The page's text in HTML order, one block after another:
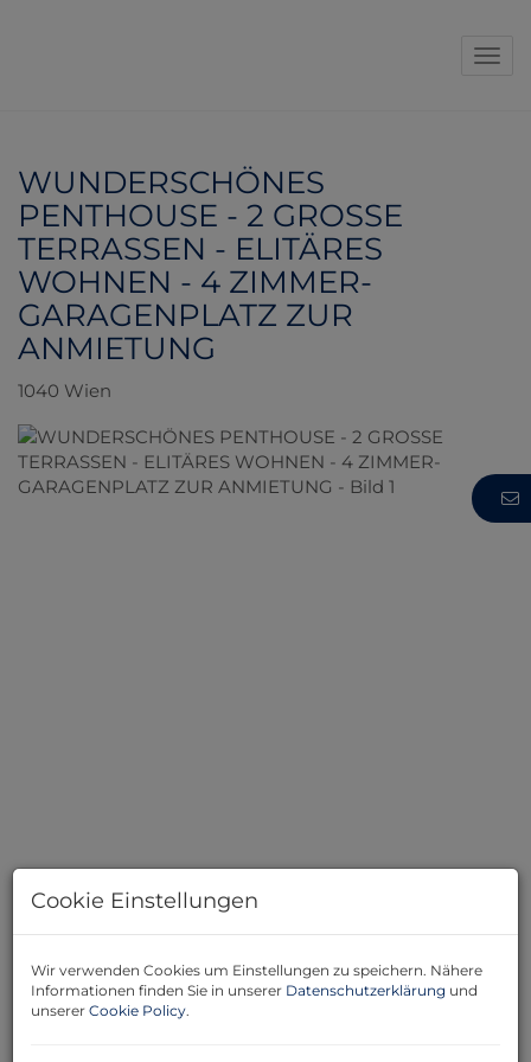
WUNDERSCHÖNES
PENTHOUSE - 2 GROSSE
TERRASSEN - ELITÄRES
WOHNEN - 4 ZIMMER-
GARAGENPLATZ ZUR
ANMIETUNG
1040 Wien
Beschreibung
Cookie Einstellungen
Wir verwenden Cookies um Einstellungen zu speichern. Nähere
Informationen finden Sie in unserer Datenschutzerklärung und
unserer Cookie Policy.